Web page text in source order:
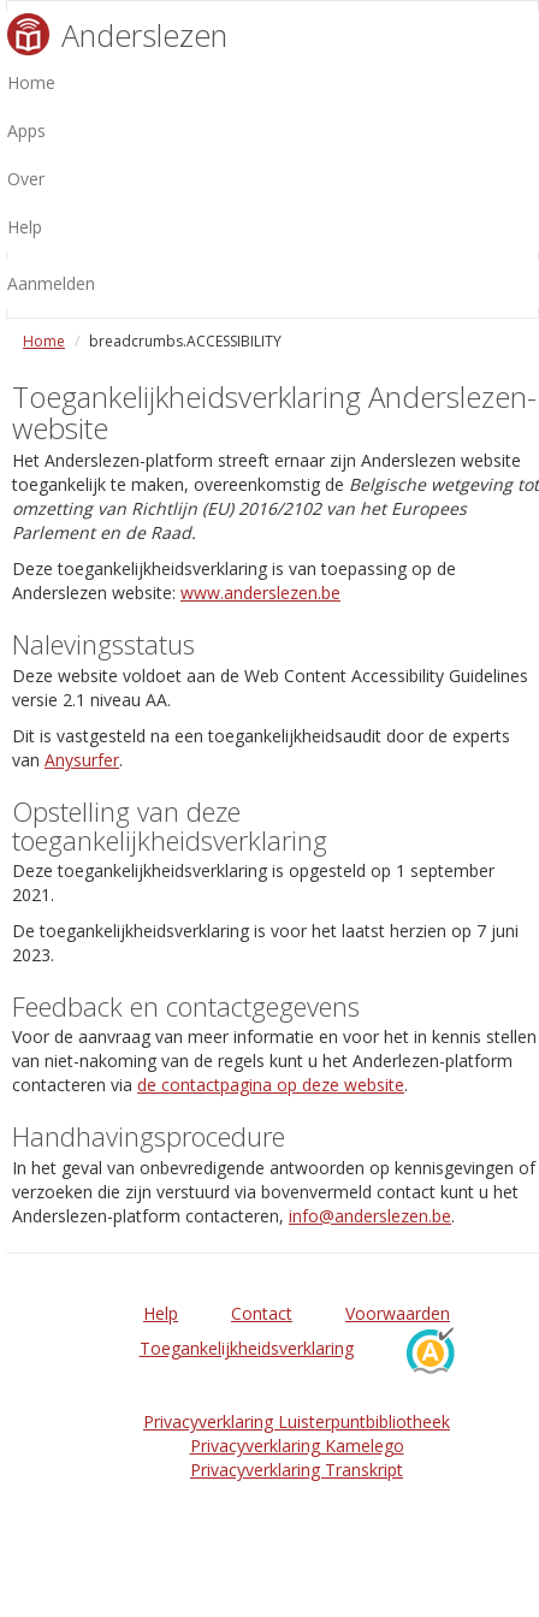
Anderslezen
Home
Apps
Over
Help
Aanmelden
Home breadcrumbs.ACCESSIBILITY
Toegankelijkheidsverklaring Anderslezen-
website
Het Anderslezen-platform streeft ernaar zijn Anderslezen website
toegankelijk te maken, overeenkomstig de Belgische wetgeving tot
omzetting van Richtlijn (EU) 2016/2102 van het Europees
Parlement en de Raad.
Deze toegankelijkheidsverklaring is van toepassing op de
Anderslezen website: www.anderslezen.be
Nalevingsstatus
Deze website voldoet aan de Web Content Accessibility Guidelines
versie 2.1 niveau AA.
Dit is vastgesteld na een toegankelijkheidsaudit door de experts
van Anysurfer.
Opstelling van deze
toegankelijkheidsverklaring
Deze toegankelijkheidsverklaring is opgesteld op 1 september
2021.
De toegankelijkheidsverklaring is voor het laatst herzien op 7 juni
2023.
Feedback en contactgegevens
Voor de aanvraag van meer informatie en voor het in kennis stellen
van niet-nakoming van de regels kunt u het Anderlezen-platform
contacteren via de contactpagina op deze website.
Handhavingsprocedure
In het geval van onbevredigende antwoorden op kennisgevingen of
verzoeken die zijn verstuurd via bovenvermeld contact kunt u het
Anderslezen-platform contacteren, info@anderslezen.be.
Help Contact
Voorwaarden
Toegankelijkheidsverklaring
Privacyverklaring Luisterpuntbibliotheek
Privacyverklaring Kamelego
Privacyverklaring Transkript